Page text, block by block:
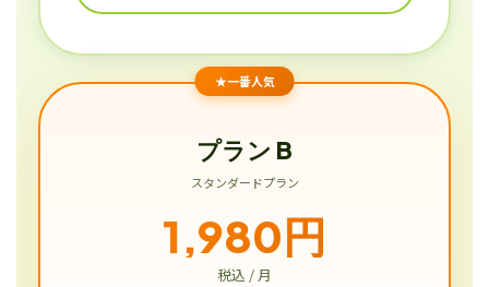
★一番人気
プラン B
スタンダードプラン
1,980円
税込 / 月